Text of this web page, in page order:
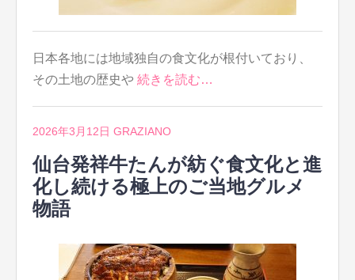
日本各地には地域独自の食文化が根付いており、
その土地の歴史や 続きを読む…
2026年3月12日 GRAZIANO
仙台発祥牛たんが紡ぐ食文化と進
化し続ける極上のご当地グルメ
物語